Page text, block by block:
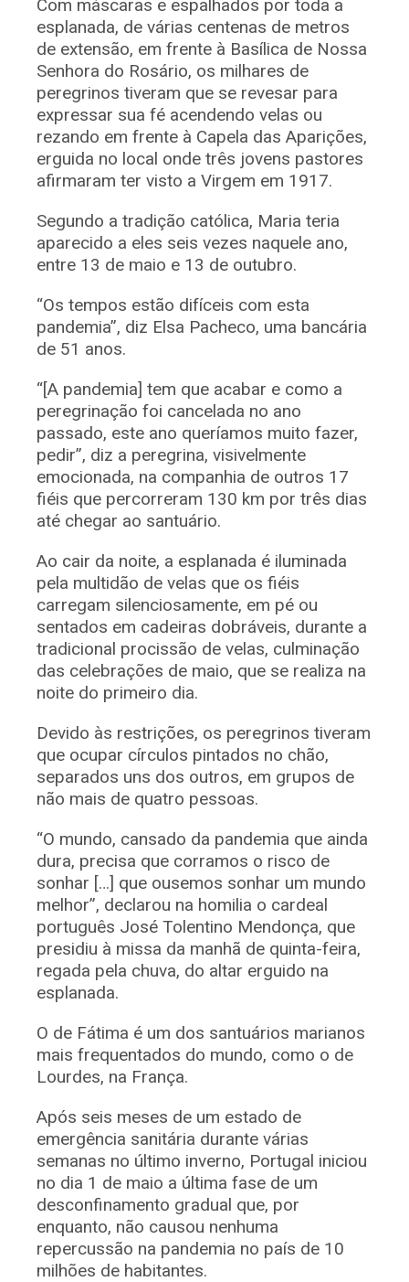
Com máscaras e espalhados por toda a
esplanada, de várias centenas de metros
de extensão, em frente à Basílica de Nossa
Senhora do Rosário, os milhares de
peregrinos tiveram que se revesar para
expressar sua fé acendendo velas ou
rezando em frente à Capela das Aparições,
erguida no local onde três jovens pastores
afirmaram ter visto a Virgem em 1917.
Segundo a tradição católica, Maria teria
aparecido a eles seis vezes naquele ano,
entre 13 de maio e 13 de outubro.
“Os tempos estão difíceis com esta
pandemia”, diz Elsa Pacheco, uma bancária
de 51 anos.
“[A pandemia] tem que acabar e como a
peregrinação foi cancelada no ano
passado, este ano queríamos muito fazer,
pedir”, diz a peregrina, visivelmente
emocionada, na companhia de outros 17
fiéis que percorreram 130 km por três dias
até chegar ao santuário.
Ao cair da noite, a esplanada é iluminada
pela multidão de velas que os fiéis
carregam silenciosamente, em pé ou
sentados em cadeiras dobráveis, durante a
tradicional procissão de velas, culminação
das celebrações de maio, que se realiza na
noite do primeiro dia.
Devido às restrições, os peregrinos tiveram
que ocupar círculos pintados no chão,
separados uns dos outros, em grupos de
não mais de quatro pessoas.
“O mundo, cansado da pandemia que ainda
dura, precisa que corramos o risco de
sonhar […] que ousemos sonhar um mundo
melhor”, declarou na homilia o cardeal
português José Tolentino Mendonça, que
presidiu à missa da manhã de quinta-feira,
regada pela chuva, do altar erguido na
esplanada.
O de Fátima é um dos santuários marianos
mais frequentados do mundo, como o de
Lourdes, na França.
Após seis meses de um estado de
emergência sanitária durante várias
semanas no último inverno, Portugal iniciou
no dia 1 de maio a última fase de um
desconfinamento gradual que, por
enquanto, não causou nenhuma
repercussão na pandemia no país de 10
milhões de habitantes.